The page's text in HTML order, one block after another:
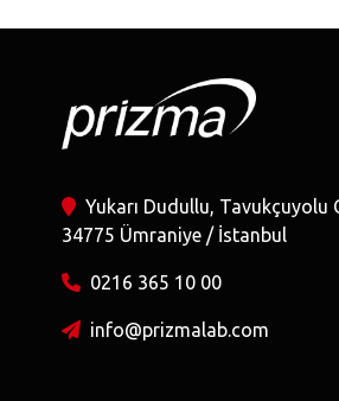
Yukarı Dudullu, Tavukçuyolu
34775 Ümraniye / İstanbul
0216 365 10 00
info@prizmalab.com